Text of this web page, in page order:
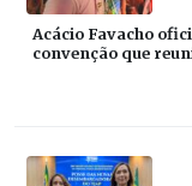
Acácio Favacho
convenção que